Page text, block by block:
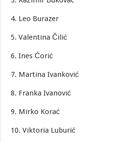
4. Leo Burazer
5. Valentina Čilić
6. Ines Ćorić
7. Martina Ivanković
8. Franka Ivanović
9. Mirko Korać
10. Viktoria Luburić